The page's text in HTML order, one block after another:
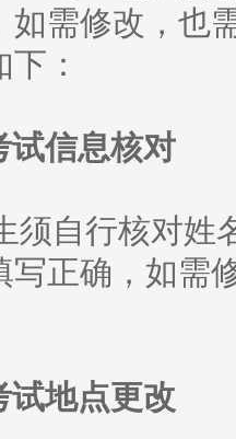
如需修改，也
：
信息核对
自行核对姓
写正确，如需
地点更改